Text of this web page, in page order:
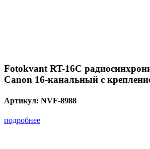
Fotokvant RT-16C
Canon 16-канальный с
Артикул: NVF-8988
подробнее